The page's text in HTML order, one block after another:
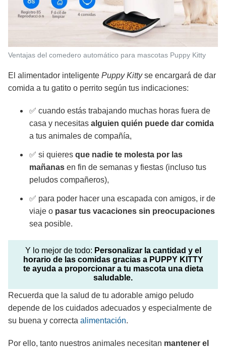
Ventajas del comedero automático para mascotas Puppy Kitty
El alimentador inteligente Puppy Kittyse encargará de dar
comida a tu gatito o perrito según tus indicaciones:
✅ cuando estás trabajando muchas horas fuera de
casa y necesitas alguien quién puede dar comida
a tus animales de compañía,
✅ si quieres que nadie te molesta por las
mañanas en fin de semanas y fiestas (incluso tus
peludos compañeros),
✅ para poder hacer una escapada con amigos, ir de
viaje o pasar tus vacaciones sin preocupaciones
sea posible.
Y lo mejor de todo: Personalizar la cantidad y el
horario de las comidas gracias a PUPPY KITTY
te ayuda a proporcionar a tu mascota una dieta
saludable.
Recuerda que la salud de tu adorable amigo peludo
depende de los cuidados adecuados y especialmente de
su buena y correcta alimentación.
Por ello, tanto nuestros animales necesitan mantener el